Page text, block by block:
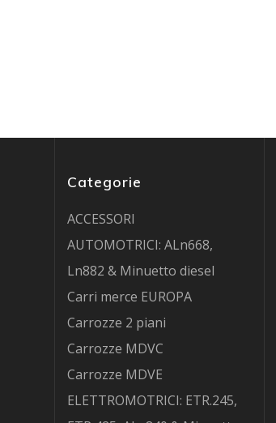
Categorie
ACCESSORI
AUTOMOTRICI: ALn668,
Ln882 & Minuetto diesel
Carri merce EUROPA
Carrozze 2 piani
Carrozze MDVC
Carrozze MDVE
ELETTROMOTRICI: ETR.245,